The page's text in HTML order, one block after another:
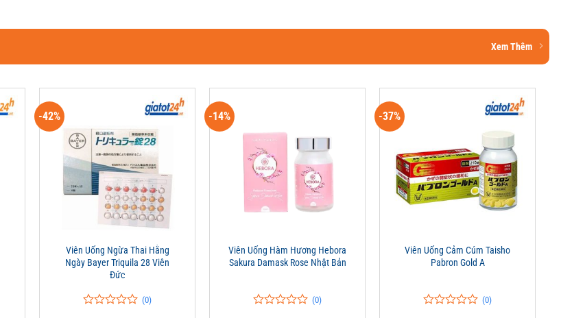
Xem Thêm
-42%
Viên Uống Ngừa Thai Hằng
Ngày Bayer Triquila 28 Viên
Đức
(0)
-14%
Viên Uống Hàm Hương Hebora
Sakura Damask Rose Nhật Bản
(0)
-37%
Viên Uống Cảm Cúm Taisho
Pabron Gold A
(0)